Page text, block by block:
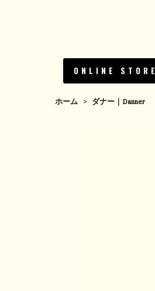
ONLINE STORE
ホーム > ダナー｜Danner